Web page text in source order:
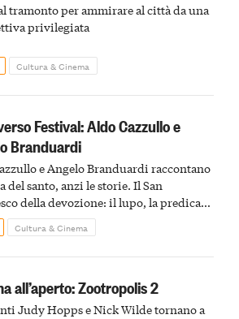
tramonto per ammirare al città da una
privilegiata
Cultura & Cinema
Festival: Aldo Cazzullo e
Branduardi
e Angelo Branduardi raccontano
del santo, anzi le storie. Il San
della devozione: il lupo, la predica
le stimmate
Cultura & Cinema
all’aperto: Zootropolis 2
Judy Hopps e Nick Wilde tornano a